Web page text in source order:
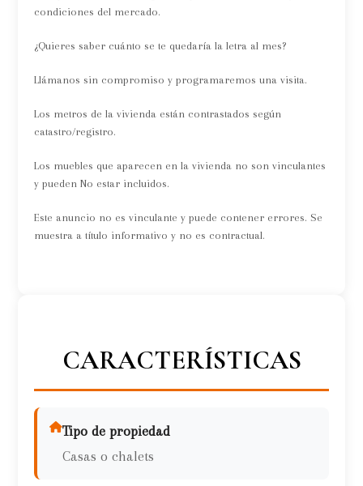
condiciones del mercado.
¿Quieres saber cuánto se te quedaría la letra al mes?
Llámanos sin compromiso y programaremos una visita.
Los metros de la vivienda están contrastados según
catastro/registro.
Los muebles que aparecen en la vivienda no son vinculantes
y pueden No estar incluidos.
Este anuncio no es vinculante y puede contener errores. Se
muestra a título informativo y no es contractual.
CARACTERÍSTICAS
Tipo de propiedad
Casas o chalets